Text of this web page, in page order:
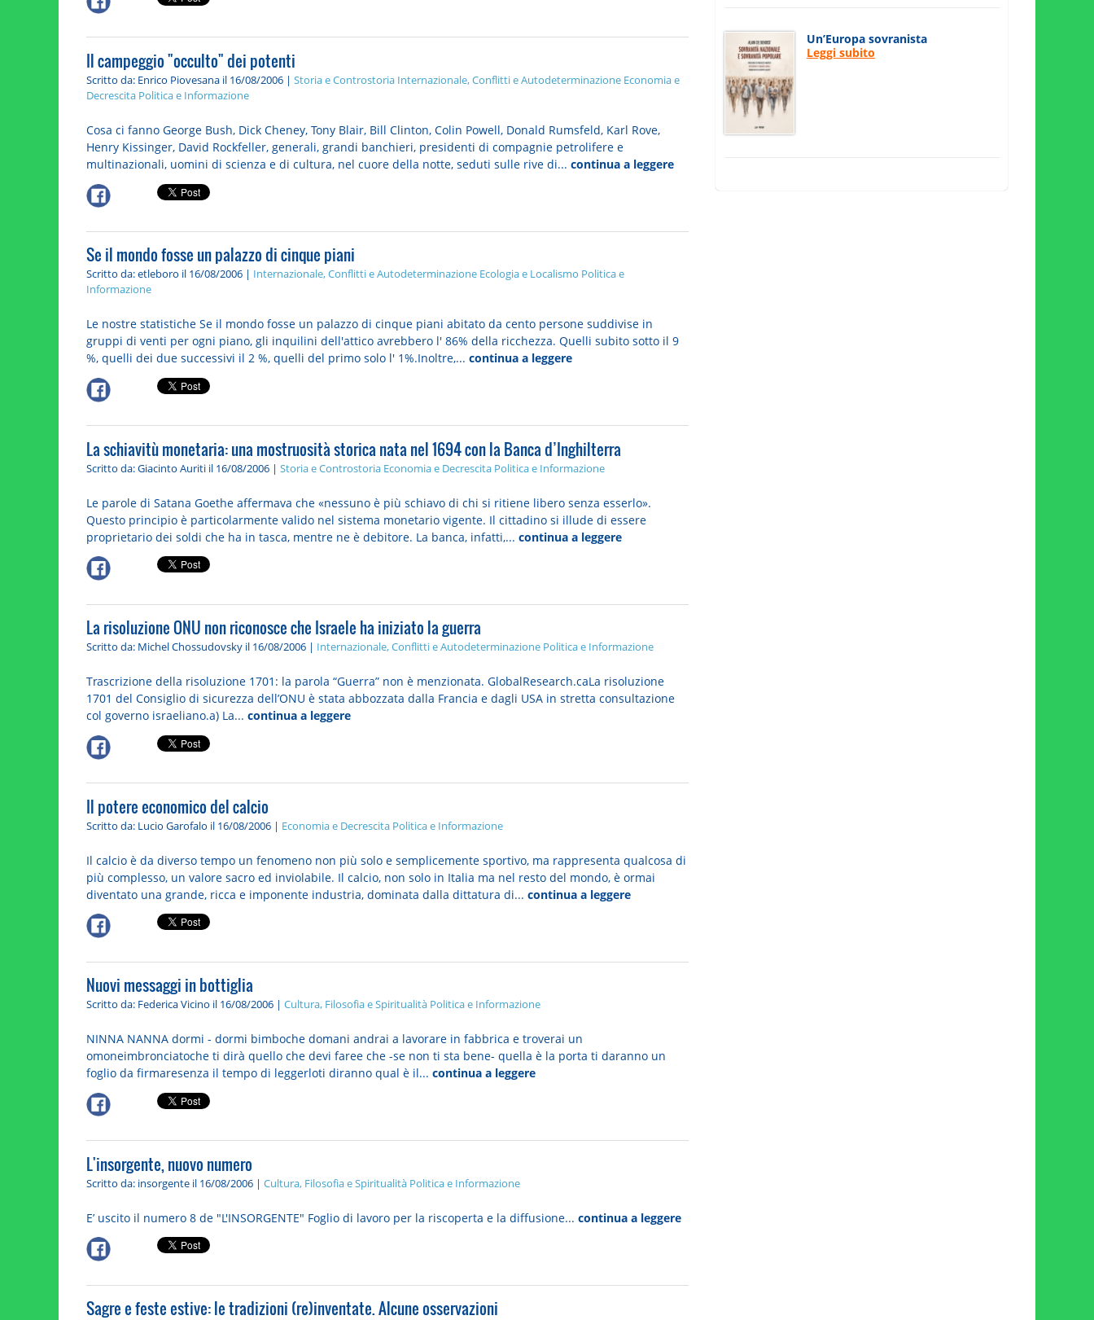
Il campeggio "occulto" dei potenti
Scritto da: Enrico Piovesana il 16/08/2006 | Storia e Controstoria Internazionale, Conflitti e Autodeterminazione Economia e
Decrescita Politica e Informazione
Cosa ci fanno George Bush, Dick Cheney, Tony Blair, Bill Clinton, Colin Powell, Donald Rumsfeld, Karl Rove,
Henry Kissinger, David Rockfeller, generali, grandi banchieri, presidenti di compagnie petrolifere e
multinazionali, uomini di scienza e di cultura, nel cuore della notte, seduti sulle rive di... continua a leggere
Se il mondo fosse un palazzo di cinque piani
Scritto da: etleboro il 16/08/2006 | Internazionale, Conflitti e Autodeterminazione Ecologia e Localismo Politica e
Informazione
Le nostre statistiche Se il mondo fosse un palazzo di cinque piani abitato da cento persone suddivise in
gruppi di venti per ogni piano, gli inquilini dell'attico avrebbero l' 86% della ricchezza. Quelli subito sotto il 9
%, quelli dei due successivi il 2 %, quelli del primo solo l' 1%.Inoltre,... continua a leggere
La schiavitù monetaria: una mostruosità storica nata nel 1694 con la Banca d’Inghilterra
Scritto da: Giacinto Auriti il 16/08/2006 | Storia e Controstoria Economia e Decrescita Politica e Informazione
Le parole di Satana Goethe affermava che «nessuno è più schiavo di chi si ritiene libero senza esserlo».
Questo principio è particolarmente valido nel sistema monetario vigente. Il cittadino si illude di essere
proprietario dei soldi che ha in tasca, mentre ne è debitore. La banca, infatti,... continua a leggere
La risoluzione ONU non riconosce che Israele ha iniziato la guerra
Scritto da: Michel Chossudovsky il 16/08/2006 | Internazionale, Conflitti e Autodeterminazione Politica e Informazione
Trascrizione della risoluzione 1701: la parola “Guerra” non è menzionata. GlobalResearch.caLa risoluzione
1701 del Consiglio di sicurezza dell’ONU è stata abbozzata dalla Francia e dagli USA in stretta consultazione
col governo israeliano.a) La... continua a leggere
Il potere economico del calcio
Scritto da: Lucio Garofalo il 16/08/2006 | Economia e Decrescita Politica e Informazione
Il calcio è da diverso tempo un fenomeno non più solo e semplicemente sportivo, ma rappresenta qualcosa di
più complesso, un valore sacro ed inviolabile. Il calcio, non solo in Italia ma nel resto del mondo, è ormai
diventato una grande, ricca e imponente industria, dominata dalla dittatura di... continua a leggere
Nuovi messaggi in bottiglia
Scritto da: Federica Vicino il 16/08/2006 | Cultura, Filosofia e Spiritualità Politica e Informazione
NINNA NANNA dormi - dormi bimboche domani andrai a lavorare in fabbrica e troverai un
omoneimbronciatoche ti dirà quello che devi faree che -se non ti sta bene- quella è la porta ti daranno un
foglio da firmaresenza il tempo di leggerloti diranno qual è il... continua a leggere
L'insorgente, nuovo numero
Scritto da: insorgente il 16/08/2006 | Cultura, Filosofia e Spiritualità Politica e Informazione
E’ uscito il numero 8 de "L'INSORGENTE" Foglio di lavoro per la riscoperta e la diffusione... continua a leggere
Sagre e feste estive: le tradizioni (re)inventate. Alcune osservazioni
Un’Europa sovranista
Leggi subito